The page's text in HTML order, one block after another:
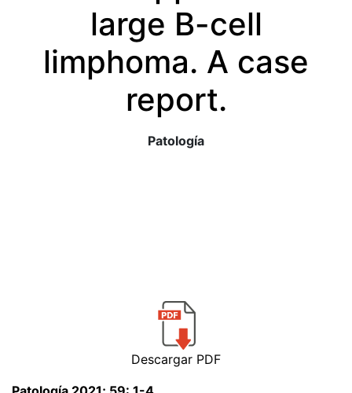
large B-cell
limphoma. A case
report.
Patología
Descargar PDF